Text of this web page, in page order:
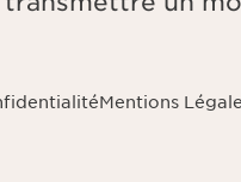
Mentions